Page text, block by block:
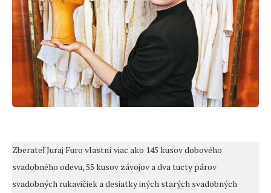
Zberateľ Juraj Furo vlastní viac ako 145 kusov dobového
svadobného odevu, 55 kusov závojov a dva tucty párov
svadobných rukavičiek a desiatky iných starých svadobných